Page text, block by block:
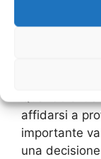
produttività
Inoltre,
risparmiare
affidarsi a
importante
una